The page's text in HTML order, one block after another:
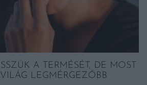
A TERMÉSÉT, DE MOST
LEGMÉRGEZŐBB